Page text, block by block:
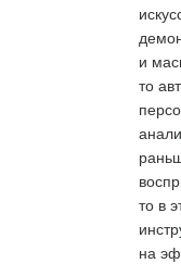
и
то
то в
на